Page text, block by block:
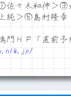
佐々木和伸＞③
純＞⑤島村隆幸
門ＨＰ「直前予